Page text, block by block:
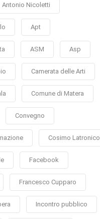
Antonio Nicoletti
Apt
ASM Asp
Camerata delle Arti
Comune di Matera
Convegno
Cosimo Latronico
Facebook
Francesco Cupparo
Incontro pubblico